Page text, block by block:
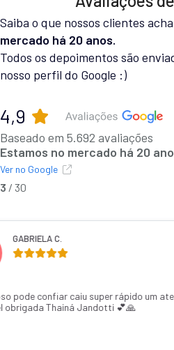
Saiba o que nossos clientes
mercado há 20 anos.
Todos os depoimentos são
nosso perfil do Google :)
4,9
Baseado em 5.692 avaliações
Estamos no mercado há 20
Ver no Google
C.
confiar caiu super rápido um
Thainá Jandotti 💕🙏
3 / 30